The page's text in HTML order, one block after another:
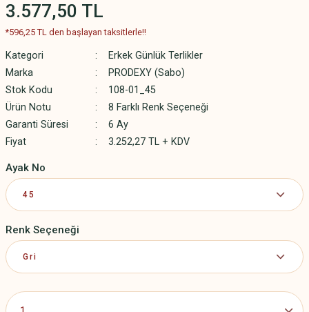
3.577,50 TL
*596,25 TL den başlayan taksitlerle!!
Kategori
Erkek Günlük Terlikler
Marka
PRODEXY (Sabo)
Stok Kodu
108-01_45
Ürün Notu
8 Farklı Renk Seçeneği
Garanti Süresi
6 Ay
Fiyat
3.252,27 TL + KDV
Ayak No
Renk Seçeneği